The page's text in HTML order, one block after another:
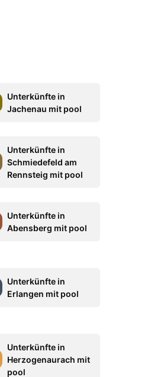
Unterkünfte in
Jachenau mit pool
Unterkünfte in
Schmiedefeld am
Rennsteig mit pool
Unterkünfte in
Abensberg mit pool
Unterkünfte in
Erlangen mit pool
Unterkünfte in
Herzogenaurach mit
pool